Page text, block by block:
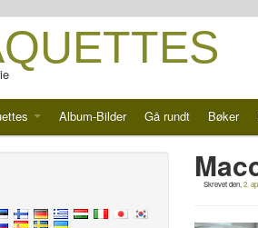
Album-Bilder Gå rundt Bøker
Skrevet den, 2.